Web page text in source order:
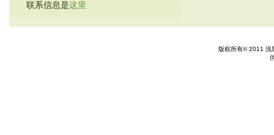
联系信息是这里
版权所有© 2011 浅